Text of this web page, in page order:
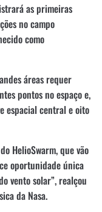
as primeiras
no campo
como
áreas requer
pontos no espaço e,
espacial central e oito
HelioSwarm, que vão
oportunidade única
vento solar”, realçou
da Nasa.